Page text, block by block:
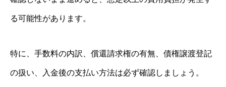
る可能性があります。
特に、手数料の内訳、償還請求権の有無、債権譲渡登記
の扱い、入金後の支払い方法は必ず確認しましょう。